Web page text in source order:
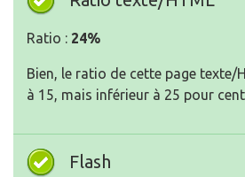
Ratio : 24%
Bien, le ratio de cette page texte/
à 15, mais inférieur à 25 pour
Flash